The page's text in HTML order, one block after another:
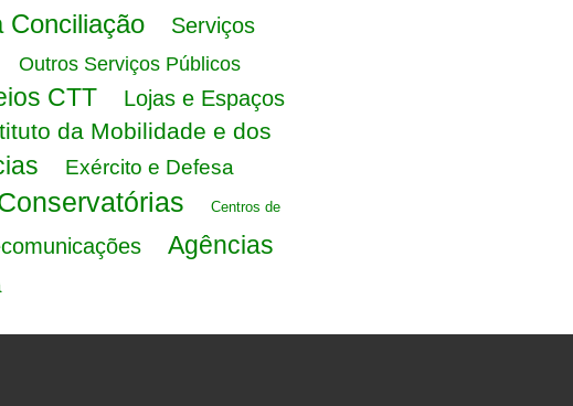
Conciliação
Serviços
Outros Serviços Públicos
CTT
Lojas e Espaços
da Mobilidade e dos
Exército e Defesa
Centros de
Agências